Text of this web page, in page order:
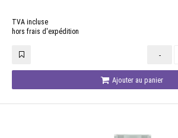
TVA incluse
hors frais d'expédition
-
Ajouter au panier